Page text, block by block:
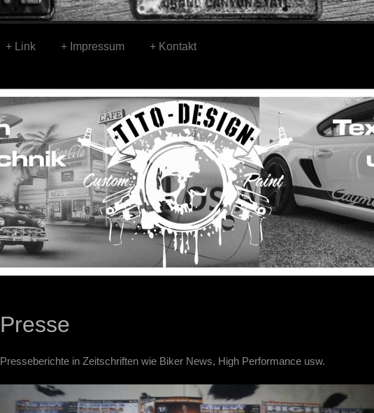
Link Impressum Kontakt
Presse
Presseberichte in Zeitschriften wie Biker News, High Performance usw.